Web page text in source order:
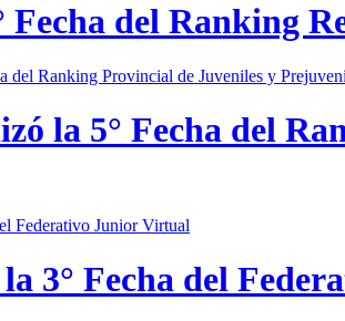
Fecha del Ranking
la 5° Fecha del
la 3° Fecha del